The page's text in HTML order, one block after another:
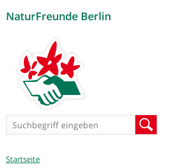
NaturFreunde Berlin
Suchformular
Sie
Startseite